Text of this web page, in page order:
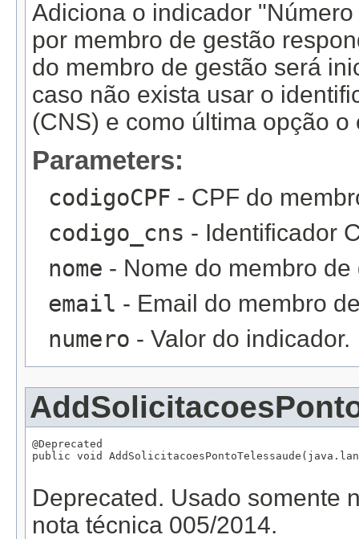
Adiciona o indicador
por membro de gestão
do membro de gestão será
caso não exista usar o
(CNS) e como última opção o
Parameters:
codigoCPF - CPF do
codigo_cns - Identificador
nome - Nome do membro de
email - Email do membro
numero - Valor do indicador.
@Deprecated
public void
Deprecated. Usado somente
nota técnica 005/2014.